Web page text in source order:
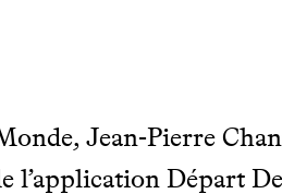
Jean-Pierre
l’application Départ